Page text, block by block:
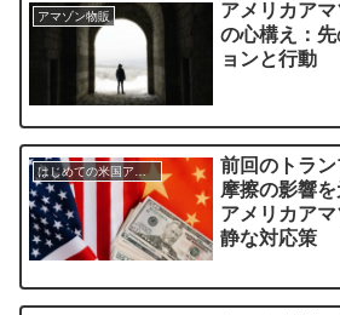
アマゾン物販
アメリカア
の心構え：
ョンと行動
前回のトラ
摩擦の影響
アメリカア
静な対応策